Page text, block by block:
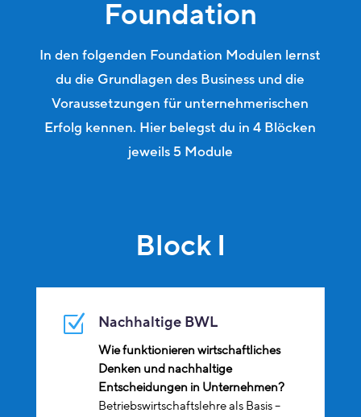
Foundation
In den folgenden Foundation Modulen lernst
du die Grundlagen des Business und die
Voraussetzungen für unternehmerischen
Erfolg kennen. Hier belegst du in 4 Blöcken
jeweils 5 Module
Block I
Z Nachhaltige BWL
Wie funktionieren wirtschaftliches
Denken und nachhaltige
Entscheidungen in Unternehmen?
Betriebswirtschaftslehre als Basis –